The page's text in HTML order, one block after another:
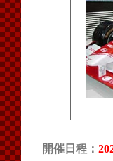
開催日程：